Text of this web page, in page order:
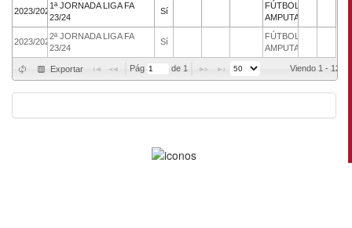
2023/2024
1ª JORNADA LIGA FA
23/24
Sí
FÚTBOL
AMPUTADOS
2023/2024
2ª JORNADA LIGA FA
23/24
Sí
FÚTBOL
AMPUTADOS
Exportar Pág de 1 Viendo 1 - 12